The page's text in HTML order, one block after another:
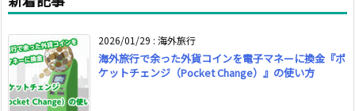
2026/01/29 : 海外旅行
海外旅行で余った外貨コインを電子マネーに換金『ポ
ケットチェンジ（Pocket Change）』の使い方